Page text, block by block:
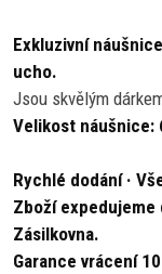
Exkluzivní
ucho.
Jsou skvělým
Velikost náušnice:
Rychlé dodání ·
Zboží expedujeme
Zásilkovna.
Garance vrácení